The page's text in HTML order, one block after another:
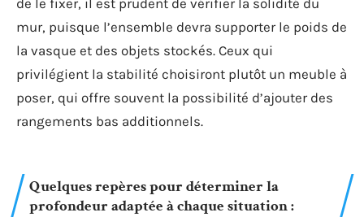
mur, puisque l’ensemble devra supporter le poids de
la vasque et des objets stockés. Ceux qui
privilégient la stabilité choisiront plutôt un meuble à
poser, qui offre souvent la possibilité d’ajouter des
rangements bas additionnels.
Quelques repères pour déterminer la
profondeur adaptée à chaque situation :